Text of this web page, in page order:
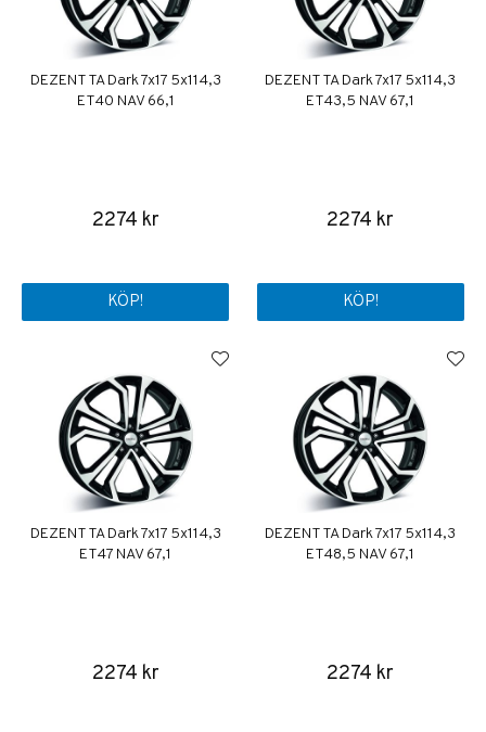
DEZENT TA Dark 7x17 5x114,3
ET40 NAV 66,1
2274 kr
KÖP!
DEZENT TA Dark 7x17 5x114,3
ET43,5 NAV 67,1
2274 kr
KÖP!
DEZENT TA Dark 7x17 5x114,3
ET47 NAV 67,1
2274 kr
DEZENT TA Dark 7x17 5x114,3
ET48,5 NAV 67,1
2274 kr